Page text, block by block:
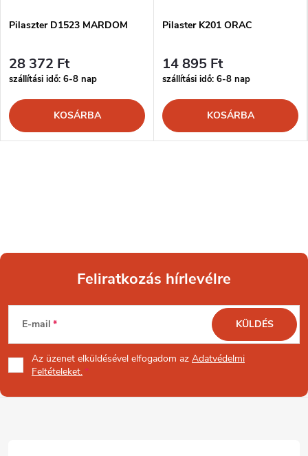
Pilaszter D1523 MARDOM
28 372 Ft
szállítási idő: 6-8 nap
KOSÁRBA
Pilaster K201 ORAC
14 895 Ft
szállítási idő: 6-8 nap
KOSÁRBA
L
á
b
Feliratkozás hírlevélre
E-mail
Az üzenet elküldésével elfogadom az Adatvédelmi
Feltételeket.
KÜLDÉS